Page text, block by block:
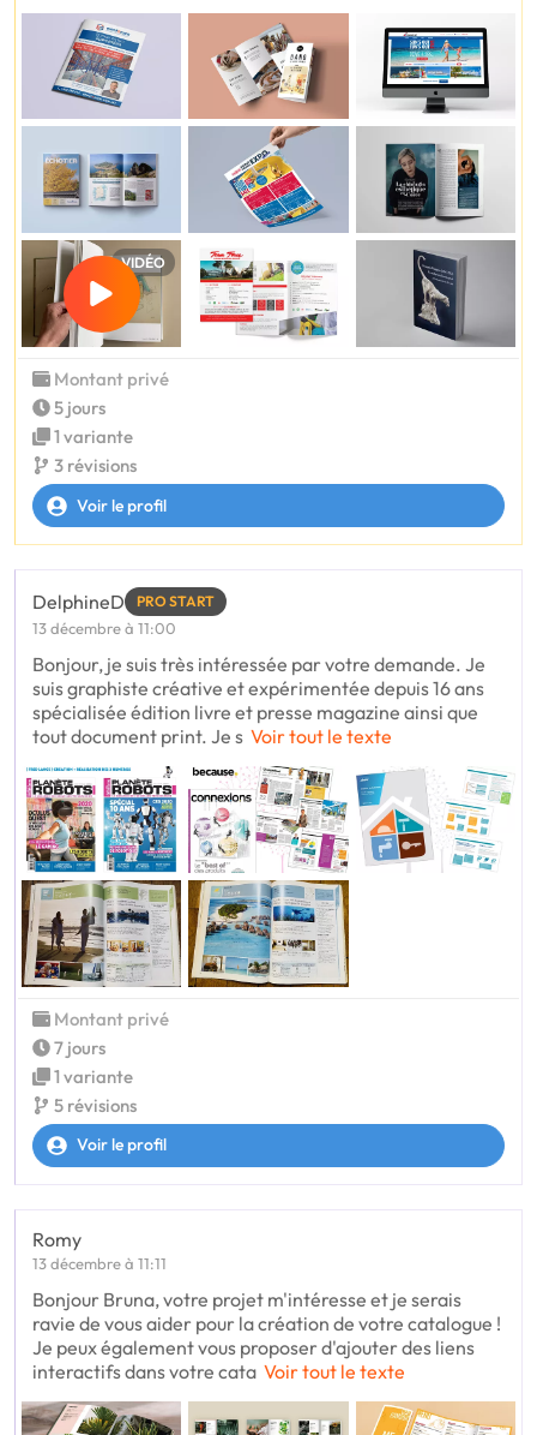
VIDÉO
Montant privé
5 jours
1 variante
3 révisions
Voir le profil
DelphineD PRO START
13 décembre à 11:00
Bonjour, je suis très intéressée par votre demande. Je
suis graphiste créative et expérimentée depuis 16 ans
spécialisée édition livre et presse magazine ainsi que
tout document print. Je s Voir tout le texte
Montant privé
7 jours
1 variante
5 révisions
Voir le profil
Romy
13 décembre à 11:11
Bonjour Bruna, votre projet m'intéresse et je serais
ravie de vous aider pour la création de votre catalogue !
Je peux également vous proposer d'ajouter des liens
interactifs dans votre cata Voir tout le texte